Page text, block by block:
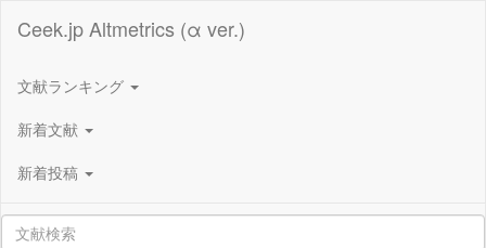
Ceek.jp Altmetrics (α ver.)
文献ランキング
新着文献
新着投稿